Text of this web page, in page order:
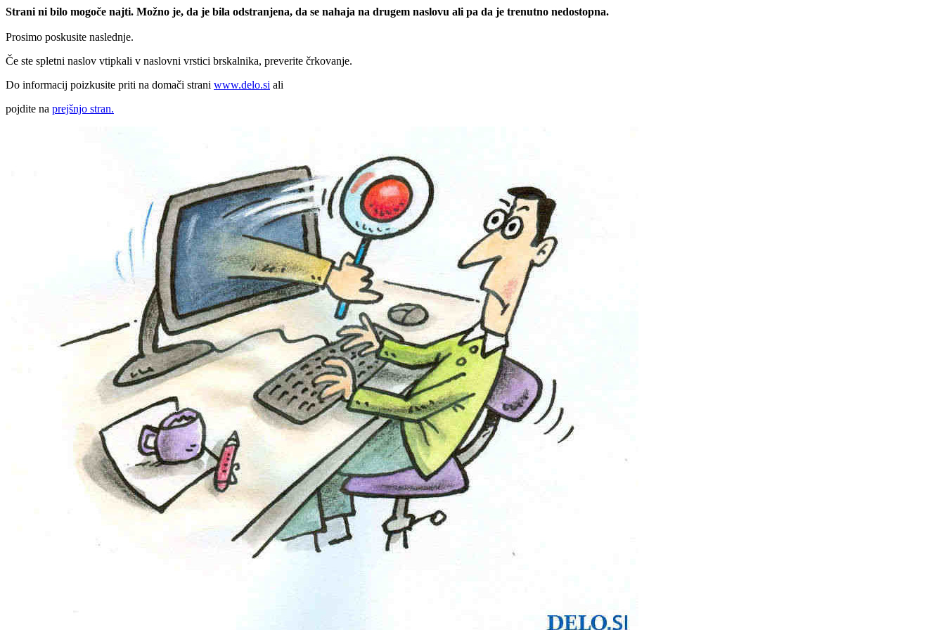
Strani ni bilo mogoče najti. Možno je, da je bila odstranjena, da se nahaja na drugem naslovu ali pa da je trenutno nedostopna.
Prosimo poskusite naslednje.
Če ste spletni naslov vtipkali v naslovni vrstici brskalnika, preverite črkovanje.
Do informacij poizkusite priti na domači strani www.delo.si ali
pojdite na prejšnjo stran.